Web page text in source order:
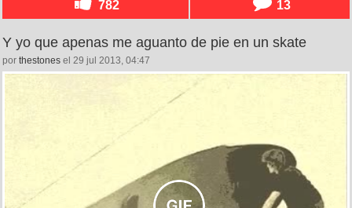
782 13
Y yo que apenas me aguanto de pie en un skate
por thestones el 29 jul 2013, 04:47